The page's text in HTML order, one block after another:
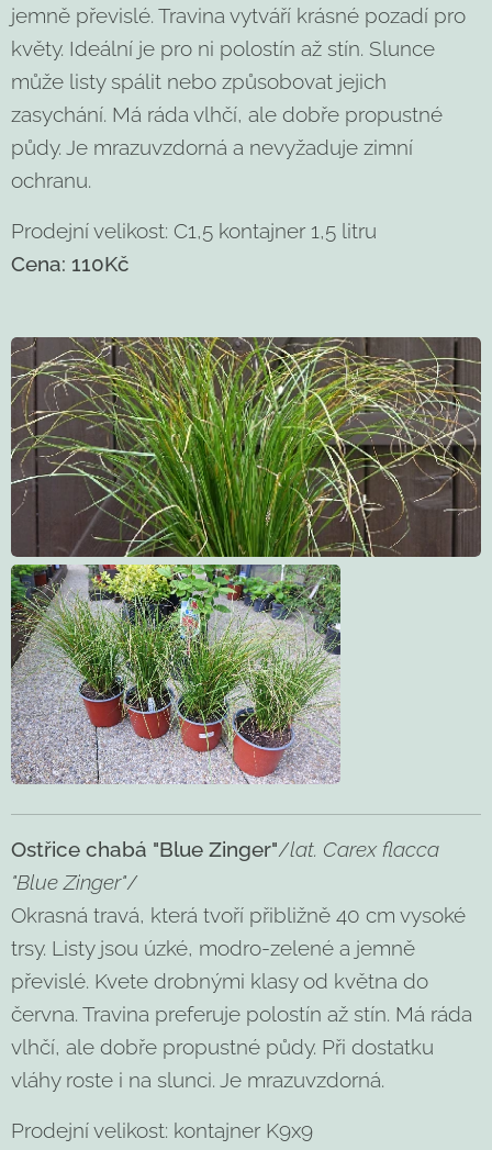
jemně převislé. Travina vytváří krásné pozadí pro
květy. Ideální je pro ni polostín až stín. Slunce
může listy spálit nebo způsobovat jejich
zasychání. Má ráda vlhčí, ale dobře propustné
půdy. Je mrazuvzdorná a nevyžaduje zimní
ochranu.
Prodejní velikost: C1,5 kontajner 1,5 litru
Cena: 110Kč
Ostřice chabá "Blue Zinger"/lat. Carex flacca
"Blue Zinger"/
Okrasná travá, která tvoří přibližně 40 cm vysoké
trsy. Listy jsou úzké, modro-zelené a jemně
převislé. Kvete drobnými klasy od května do
června. Travina preferuje polostín až stín. Má ráda
vlhčí, ale dobře propustné půdy. Při dostatku
vláhy roste i na slunci. Je mrazuvzdorná.
Prodejní velikost: kontajner K9x9